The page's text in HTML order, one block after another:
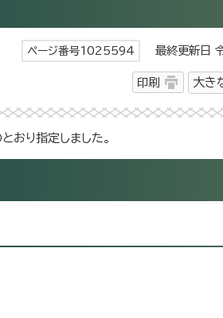
ページ番号1025594 最終更新日
印刷 大き
り指定しました。